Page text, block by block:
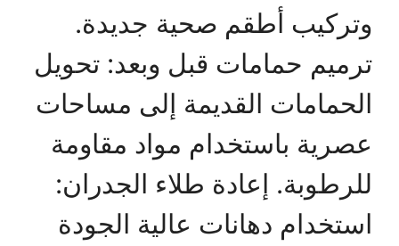
وتركيب أطقم صحية جديدة.
ترميم حمامات قبل وبعد: تحويل
الحمامات القديمة إلى مساحات
عصرية باستخدام مواد مقاومة
للرطوبة. إعادة طلاء الجدران:
استخدام دهانات عالية الجودة